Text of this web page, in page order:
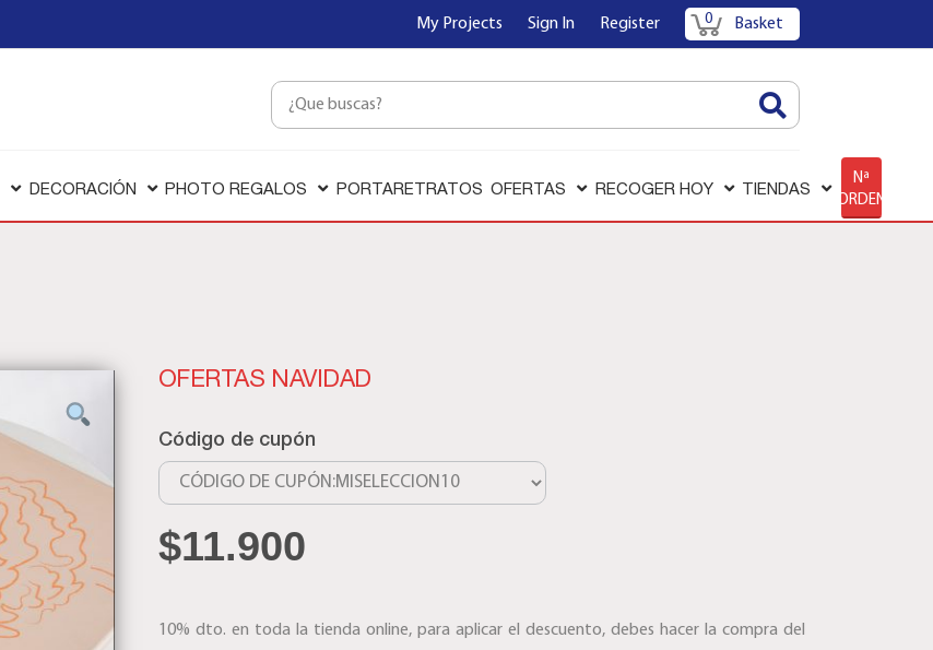
My Projects Sign In Register 0 Basket
DECORACIÓN PHOTO REGALOS PORTARETRATOS OFERTAS RECOGER HOY TIENDAS
Nª
ORDEN
OFERTAS NAVIDAD
Código de cupón
$11.900
10% dto. en toda la tienda online, para aplicar el descuento, debes hacer la compra del